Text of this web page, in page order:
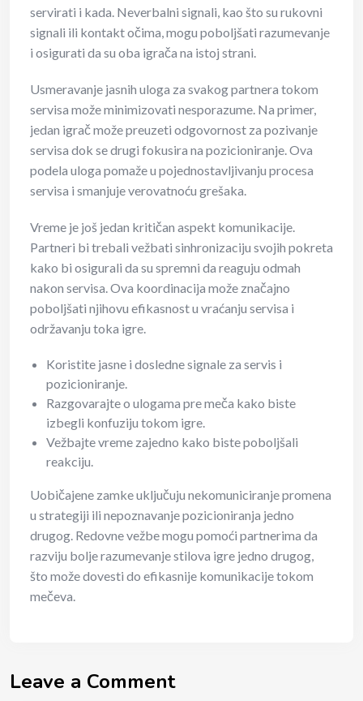
servirati i kada. Neverbalni signali, kao što su rukovni
signali ili kontakt očima, mogu poboljšati razumevanje
i osigurati da su oba igrača na istoj strani.
Usmeravanje jasnih uloga za svakog partnera tokom
servisa može minimizovati nesporazume. Na primer,
jedan igrač može preuzeti odgovornost za pozivanje
servisa dok se drugi fokusira na pozicioniranje. Ova
podela uloga pomaže u pojednostavljivanju procesa
servisa i smanjuje verovatnoću grešaka.
Vreme je još jedan kritičan aspekt komunikacije.
Partneri bi trebali vežbati sinhronizaciju svojih pokreta
kako bi osigurali da su spremni da reaguju odmah
nakon servisa. Ova koordinacija može značajno
poboljšati njihovu efikasnost u vraćanju servisa i
održavanju toka igre.
Koristite jasne i dosledne signale za servis i
pozicioniranje.
Razgovarajte o ulogama pre meča kako biste
izbegli konfuziju tokom igre.
Vežbajte vreme zajedno kako biste poboljšali
reakciju.
Uobičajene zamke uključuju nekomuniciranje promena
u strategiji ili nepoznavanje pozicioniranja jedno
drugog. Redovne vežbe mogu pomoći partnerima da
razviju bolje razumevanje stilova igre jedno drugog,
što može dovesti do efikasnije komunikacije tokom
mečeva.
Leave a Comment